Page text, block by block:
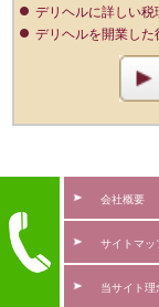
デリヘルに詳しい税
デリヘルを開業した
会社概要
サイトマッ
当サイト理